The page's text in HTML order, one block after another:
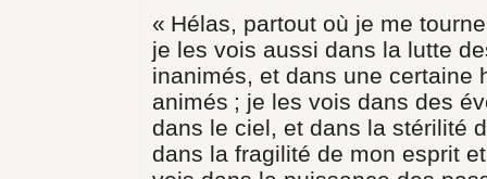
« Hélas, partout où je me
je les vois aussi dans la lutte
inanimés, et dans une certaine
animés ; je les vois dans des
dans le ciel, et dans la stérilité
dans la fragilité de mon esprit